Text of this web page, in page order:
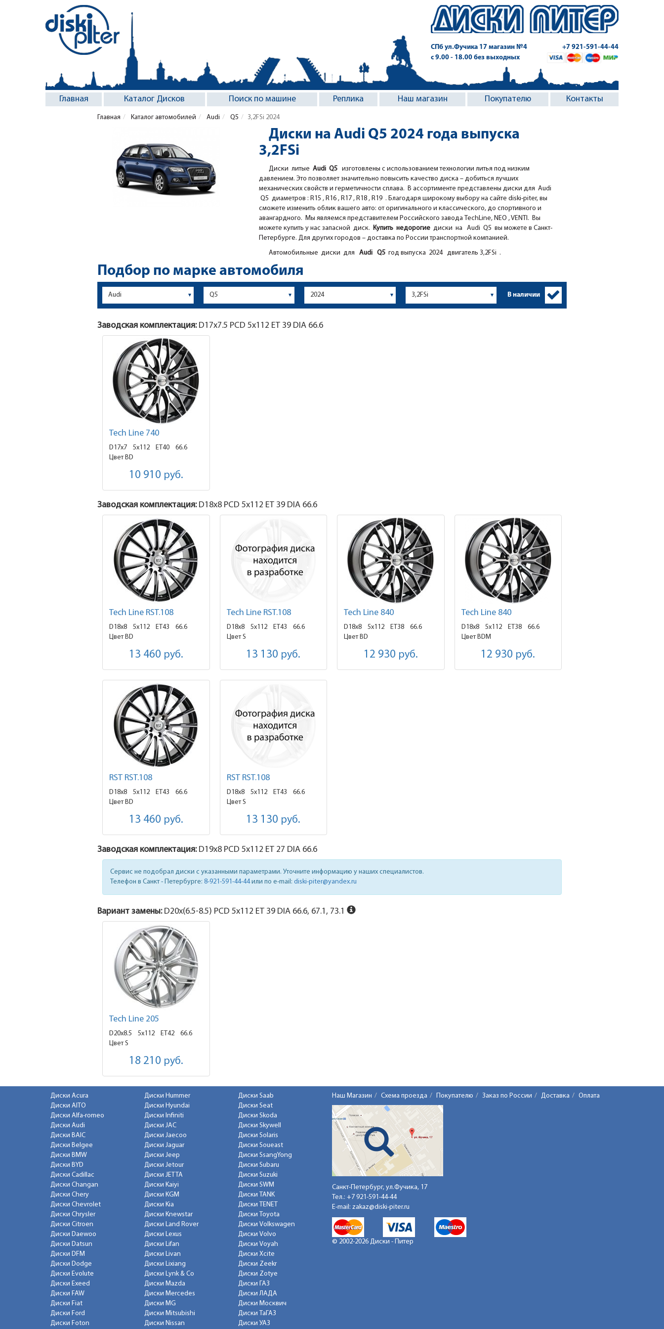
СПб ул.Фучика 17магазин №4
+7 921-591-44-44
с 9.00 - 18.00 без выходных
Главная Каталог Дисков Поиск по машине Реплика Наш магазин Покупателю Контакты
Главная Каталог автомобилей Audi Q5 3,2FSi 2024
Диски на Audi Q5 2024 года выпуска
3,2FSi
Диски литые Audi Q5 изготовлены с использованием технологии литья под низким
давлением. Это позволяет значительно повысить качество диска – добиться лучших
механических свойств и герметичности сплава. В ассортименте представлены диски для Audi
Q5 диаметров : R15 , R16 , R17 , R18 , R19 . Благодаря широкому выбору на сайте diski-piter, вы
сможете изменить облик вашего авто: от оригинального и классического, до спортивного и
авангардного. Мы являемся представителем Российского завода TechLine, NEO , VENTI. Вы
можете купить у нас запасной диск. Купить недорогие диски на Audi Q5 вы можете в Санкт-
Петербурге. Для других городов – доставка по России транспортной компанией.
Автомобильные диски для
Audi Q5год выпуска 2024 двигатель 3,2FSi .
Подбор по марке автомобиля
В наличии
Заводская комплектация: D17x7.5 PCD 5x112 ET 39 DIA 66.6
Tech Line 740
D17x7 5x112 ET40
66.6
Цвет BD
10 910 руб.
Заводская комплектация: D18x8 PCD 5x112 ET 39 DIA 66.6
Tech Line RST.108
D18x8 5x112 ET43
66.6
Цвет BD
13 460 руб.
Tech Line RST.108
D18x8 5x112 ET43
66.6
Цвет S
13 130 руб.
Tech Line 840
D18x8 5x112 ET38
66.6
Цвет BD
12 930 руб.
Tech Line 840
D18x8 5x112 ET38
66.6
Цвет BDM
12 930 руб.
RST RST.108
D18x8 5x112 ET43
66.6
Цвет BD
13 460 руб.
RST RST.108
D18x8 5x112 ET43
66.6
Цвет S
13 130 руб.
Заводская комплектация: D19x8 PCD 5x112 ET 27 DIA 66.6
Сервис не подобрал диски с указанными параметрами. Уточните информацию у наших специалистов.
Телефон в Санкт - Петербурге: 8-921-591-44-44или по e-mail: diski-piter@yandex.ru
Вариант замены: D20x(6.5-8.5) PCD 5x112 ET 39 DIA 66.6, 67.1, 73.1
Tech Line 205
D20x8.5 5x112 ET42
66.6
Цвет S
18 210 руб.
Диски Acura
Диски AITO
Диски Alfa-romeo
Диски Audi
Диски BAIC
Диски Belgee
Диски BMW
Диски BYD
Диски Cadillac
Диски Changan
Диски Chery
Диски Chevrolet
Диски Chrysler
Диски Citroen
Диски Daewoo
Диски Datsun
Диски DFM
Диски Dodge
Диски Evolute
Диски Exeed
Диски FAW
Диски Fiat
Диски Ford
Диски Foton
Диски Hummer
Диски Hyundai
Диски Infiniti
Диски JAC
Диски Jaecoo
Диски Jaguar
Диски Jeep
Диски Jetour
Диски JETTA
Диски Kaiyi
Диски KGM
Диски Kia
Диски Knewstar
Диски Land Rover
Диски Lexus
Диски Lifan
Диски Livan
Диски Lixiang
Диски Lynk & Co
Диски Mazda
Диски Mercedes
Диски MG
Диски Mitsubishi
Диски Nissan
Диски Saab
Диски Seat
Диски Skoda
Диски Skywell
Диски Solaris
Диски Soueast
Диски SsangYong
Диски Subaru
Диски Suzuki
Диски SWM
Диски TANK
Диски TENET
Диски Toyota
Диски Volkswagen
Диски Volvo
Диски Voyah
Диски Xcite
Диски Zeekr
Диски Zotye
Диски ГАЗ
Диски ЛАДА
Диски Москвич
Диски ТаГАЗ
Диски УАЗ
Наш Магазин Схема проезда Покупателю Заказ по России Доставка Оплата
Санкт-Петербург, ул.Фучика, 17
Тел.: +7 921-591-44-44
E-mail: zakaz@diski-piter.ru
© 2002-2026 Диски - Питер